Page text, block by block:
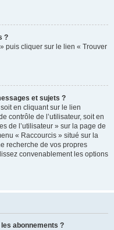
?
puis cliquer sur le lien « Trouver
et sujets ?
en cliquant sur le lien
contrôle de l’utilisateur, soit en
de l’utilisateur » sur la page de
« Raccourcis » situé sur la
recherche de vos propres
convenablement les options
abonnements ?